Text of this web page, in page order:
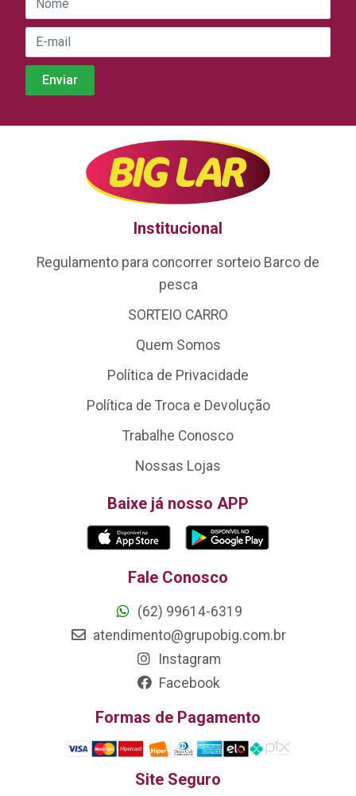
Institucional
Regulamento para concorrer sorteio Barco de
pesca
SORTEIO CARRO
Quem Somos
Política de Privacidade
Política de Troca e Devolução
Trabalhe Conosco
Nossas Lojas
Baixe já nosso APP
Fale Conosco
(62) 99614-6319
atendimento@grupobig.com.br
Instagram
Facebook
Formas de Pagamento
Site Seguro